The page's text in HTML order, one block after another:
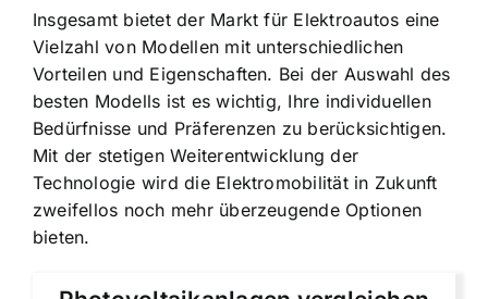
Insgesamt bietet der Markt für Elektroautos eine
Vielzahl von Modellen mit unterschiedlichen
Vorteilen und Eigenschaften. Bei der Auswahl des
besten Modells ist es wichtig, Ihre individuellen
Bedürfnisse und Präferenzen zu berücksichtigen.
Mit der stetigen Weiterentwicklung der
Technologie wird die Elektromobilität in Zukunft
zweifellos noch mehr überzeugende Optionen
bieten.